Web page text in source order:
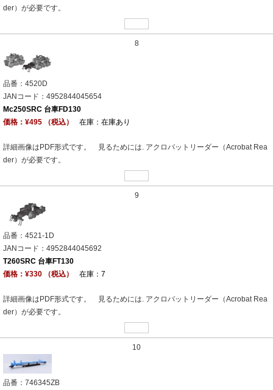
der）が必要です。
8
品番：4520D
JANコード：4952844045654
Mc250SRC 台車FD130
価格：¥495 （税込）
在庫：在庫あり
詳細画像はPDF形式です。 見るためには. アクロバットリーダー（Acrobat Rea
der）が必要です。
9
品番：4521-1D
JANコード：4952844045692
T260SRC 台車FT130
価格：¥330 （税込）
在庫：7
詳細画像はPDF形式です。 見るためには. アクロバットリーダー（Acrobat Rea
der）が必要です。
10
品番：746345ZB